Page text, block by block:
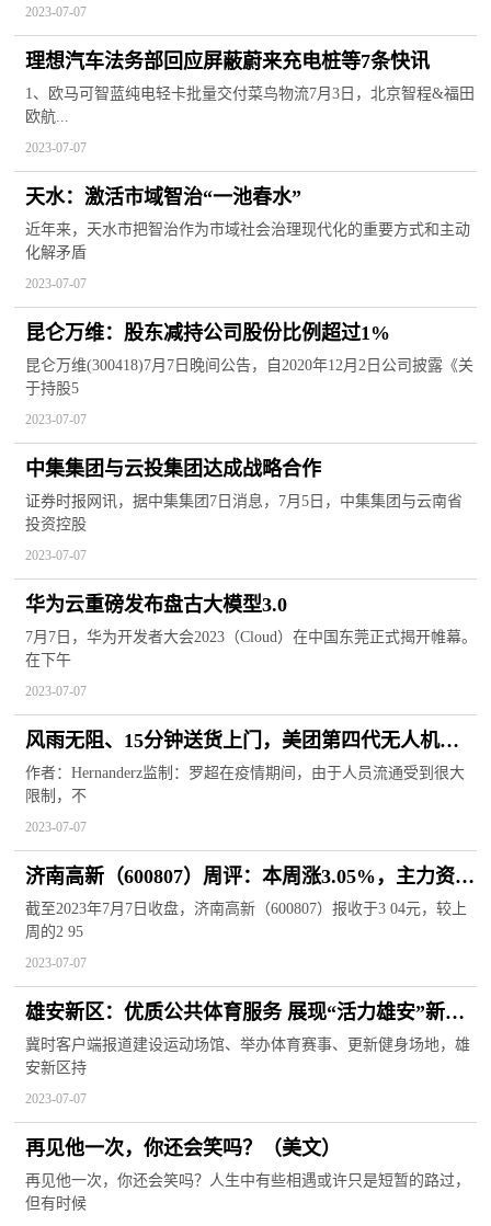
2023-07-07
理想汽车法务部回应屏蔽蔚来充电桩等7条快讯
1、欧马可智蓝纯电轻卡批量交付菜鸟物流7月3日，北京智程&福田
欧航...
2023-07-07
天水：激活市域智治“一池春水”
近年来，天水市把智治作为市域社会治理现代化的重要方式和主动
化解矛盾
2023-07-07
昆仑万维：股东减持公司股份比例超过1%
昆仑万维(300418)7月7日晚间公告，自2020年12月2日公司披露《关
于持股5
2023-07-07
中集集团与云投集团达成战略合作
证券时报网讯，据中集集团7日消息，7月5日，中集集团与云南省
投资控股
2023-07-07
华为云重磅发布盘古大模型3.0
7月7日，华为开发者大会2023（Cloud）在中国东莞正式揭开帷幕。
在下午
2023-07-07
风雨无阻、15分钟送货上门，美团第四代无人机来
头不简单
作者：Hernanderz监制：罗超在疫情期间，由于人员流通受到很大
限制，不
2023-07-07
济南高新（600807）周评：本周涨3.05%，主力资金
合计净流出924.43万元
截至2023年7月7日收盘，济南高新（600807）报收于3 04元，较上
周的2 95
2023-07-07
雄安新区：优质公共体育服务 展现“活力雄安”新形
象
冀时客户端报道建设运动场馆、举办体育赛事、更新健身场地，雄
安新区持
2023-07-07
再见他一次，你还会笑吗？（美文）
再见他一次，你还会笑吗？人生中有些相遇或许只是短暂的路过，
但有时候